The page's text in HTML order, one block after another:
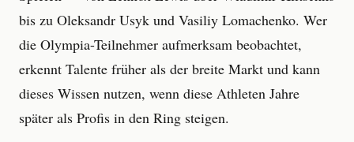
bis zu Oleksandr Usyk und Vasiliy Lomachenko. Wer
die Olympia-Teilnehmer aufmerksam beobachtet,
erkennt Talente früher als der breite Markt und kann
dieses Wissen nutzen, wenn diese Athleten Jahre
später als Profis in den Ring steigen.